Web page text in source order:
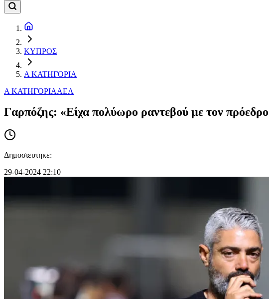
ΚΥΠΡΟΣ
Α ΚΑΤΗΓΟΡΙΑ
Α ΚΑΤΗΓΟΡΙΑΑΕΛ
Γαρπόζης: «Είχα πολύωρο ραντεβού με τον
Δημοσιευτηκε:
29-04-2024 22:10